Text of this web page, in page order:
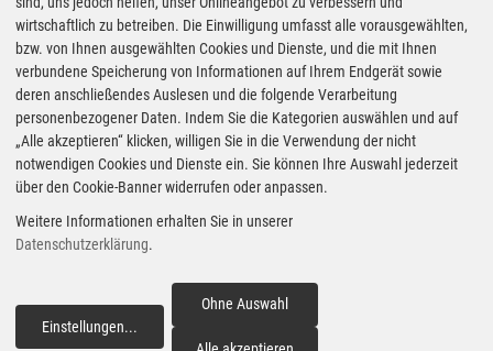
Bester Super E10 Preis in
Rendsburg
2.059€
Super E10
Harald-Striewski-Straße 11
Preiswerter tanken - finden Sie die günstigsten Benzin und Diesel
Preise in Ihrer Stadt
wirtschaftlich zu betreiben. Die Einwilligung umfasst alle vorausgewählten,
bzw. von Ihnen ausgewählten Cookies und Dienste, und die mit Ihnen
verbundene Speicherung von Informationen auf Ihrem Endgerät sowie
deren anschließendes Auslesen und die folgende Verarbeitung
personenbezogener Daten. Indem Sie die Kategorien auswählen und auf
„Alle akzeptieren“ klicken, willigen Sie in die Verwendung der nicht
notwendigen Cookies und Dienste ein. Sie können Ihre Auswahl jederzeit
über den Cookie-Banner widerrufen oder anpassen.
Weitere Informationen erhalten Sie in unserer
Datenschutzerklärung.
Einstellungen...
Ohne Auswahl